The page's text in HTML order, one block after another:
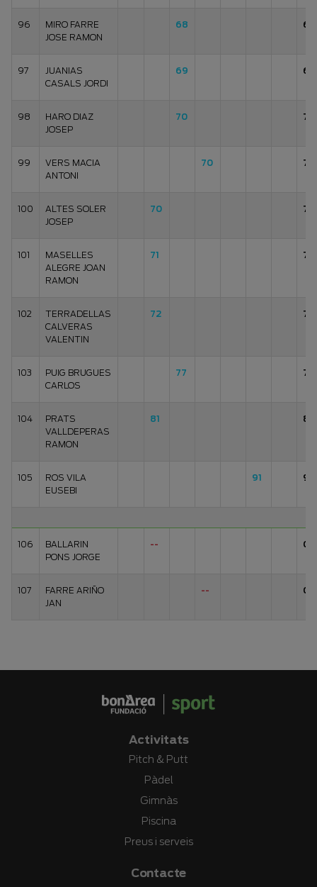
96
MIRO FARRE
JOSE RAMON
68 68
97
JUANIAS
CASALS JORDI
69 69
98
HARO DIAZ
JOSEP
70 70
99
VERS MACIA
ANTONI
70 70
100
ALTES SOLER
JOSEP
70 70
101
MASELLES
ALEGRE JOAN
RAMON
71 71
102
TERRADELLAS
CALVERAS
VALENTIN
72 72
103
PUIG BRUGUES
CARLOS
77 77
104
PRATS
VALLDEPERAS
RAMON
81 81
105
ROS VILA
EUSEBI
91 91
106
BALLARIN
PONS JORGE
-- 0
107
FARRE ARIÑO
JAN
-- 0
Activitats
Pitch & Putt
Pàdel
Gimnàs
Piscina
Preus i serveis
Contacte